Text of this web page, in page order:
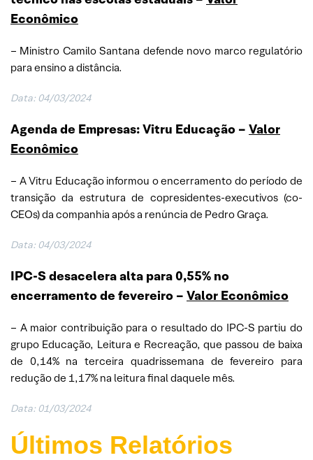
Econômico
– Ministro Camilo Santana defende novo marco regulatório
para ensino a distância.
Data: 04/03/2024
Agenda de Empresas: Vitru Educação – Valor
Econômico
– A Vitru Educação informou o encerramento do período de
transição da estrutura de copresidentes-executivos (co-
CEOs) da companhia após a renúncia de Pedro Graça.
Data: 04/03/2024
IPC-S desacelera alta para 0,55% no
encerramento de fevereiro – Valor Econômico
– A maior contribuição para o resultado do IPC-S partiu do
grupo Educação, Leitura e Recreação, que passou de baixa
de 0,14% na terceira quadrissemana de fevereiro para
redução de 1,17% na leitura final daquele mês.
Data: 01/03/2024
Últimos Relatórios